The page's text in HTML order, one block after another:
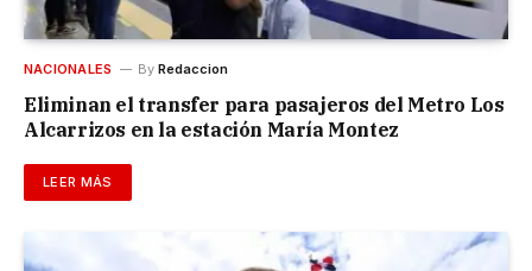
NACIONALES By Redaccion
Eliminan el transfer para pasajeros del Metro Los
Alcarrizos en la estación María Montez
LEER MÁS